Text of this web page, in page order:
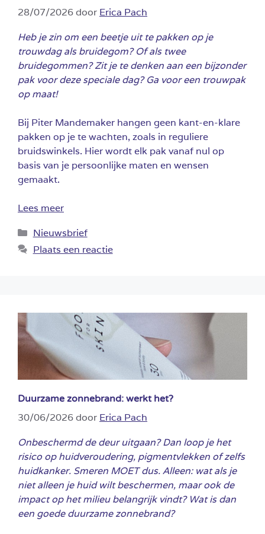
28/07/2026door Erica Pach
Heb je zin om een beetje uit te pakken op je
trouwdag als bruidegom? Of als twee
bruidegommen? Zit je te denken aan een bijzonder
pak voor deze speciale dag? Ga voor een trouwpak
op maat!
Bij Piter Mandemaker hangen geen kant-en-klare
pakken op je te wachten, zoals in reguliere
bruidswinkels. Hier wordt elk pak vanaf nul op
basis van je persoonlijke maten en wensen
gemaakt.
Lees meer
Categorieën
Nieuwsbrief
Plaats een reactie
Duurzame zonnebrand: werkt het?
30/06/2026door Erica Pach
Onbeschermd de deur uitgaan? Dan loop je het
risico op huidveroudering, pigmentvlekken of zelfs
huidkanker. Smeren MOET dus. Alleen: wat als je
niet alleen je huid wilt beschermen, maar ook de
impact op het milieu belangrijk vindt? Wat is dan
een goede duurzame zonnebrand?